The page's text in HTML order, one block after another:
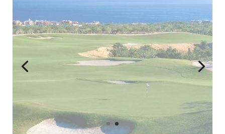
Campo Cabo del Sol Desierto –
Increíbles vbistas al mar.